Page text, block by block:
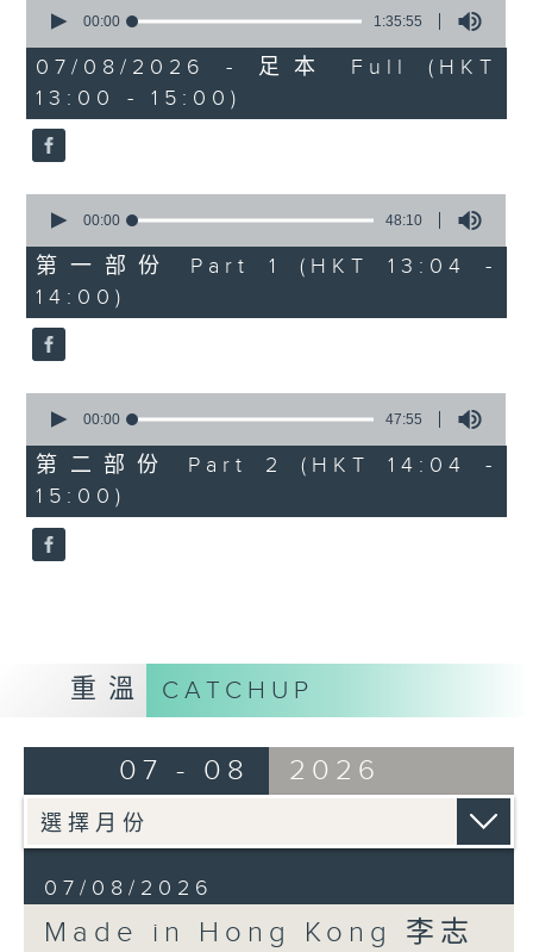
seconds
1
hour,
35
minutes,
55
seconds
00:00 1:35:55
07/08/2026 - 足本 Full (HKT
13:00 - 15:00)
seconds
48
minutes,
10
seconds
00:00 48:10
第一部份 Part 1 (HKT 13:04 -
14:00)
seconds
47
minutes,
55
seconds
00:00 47:55
第二部份 Part 2 (HKT 14:04 -
15:00)
重溫 CATCHUP
07 - 08 2026
07/08/2026
Made in Hong Kong 李志